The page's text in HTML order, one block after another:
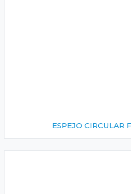
ESPEJO CIRCULAR